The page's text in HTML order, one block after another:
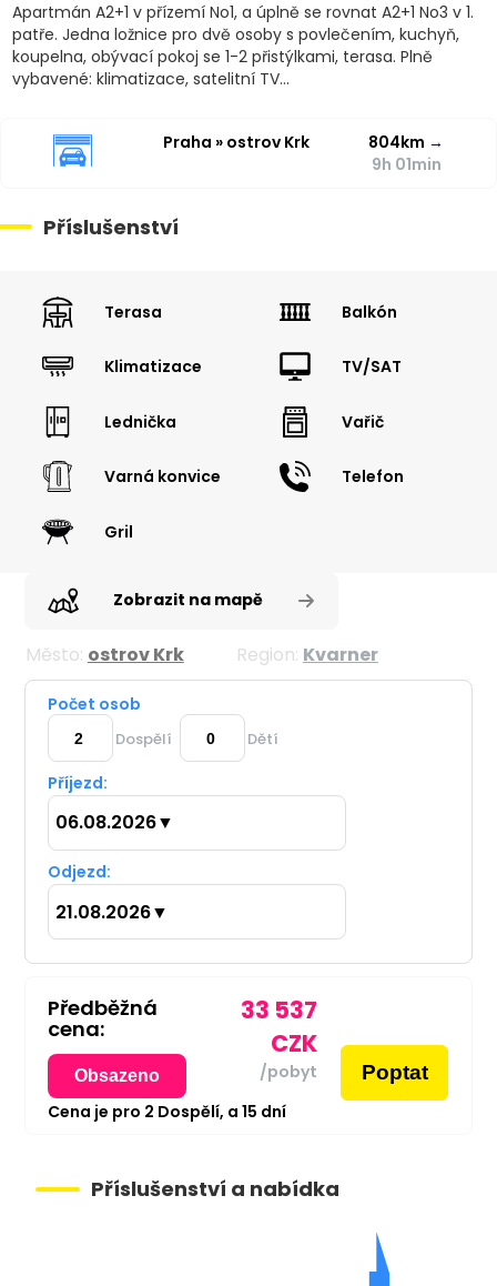
Apartmán A2+1 v přízemí No1, a úplně se rovnat A2+1 No3 v 1.
patře. Jedna ložnice pro dvě osoby s povlečením, kuchyň,
koupelna, obývací pokoj se 1-2 přistýlkami, terasa. Plně
vybavené: klimatizace, satelitní TV...
Praha » ostrov Krk 804km →
9h 01min
Příslušenství
Terasa Balkón
Klimatizace TV/SAT
Lednička Vařič
Varná konvice Telefon
Gril
Zobrazit na mapě
Město: ostrov Krk Region: Kvarner
Počet osob
Dospělí Dětí
Příjezd:
06.08.2026▼
Odjezd:
21.08.2026▼
Předběžná
cena:
Obsazeno
33 537
CZK
/pobyt Poptat
Cena je pro 2 Dospělí, a 15 dní
Příslušenství a nabídka